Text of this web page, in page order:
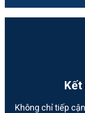
Kết
Không chỉ tiếp